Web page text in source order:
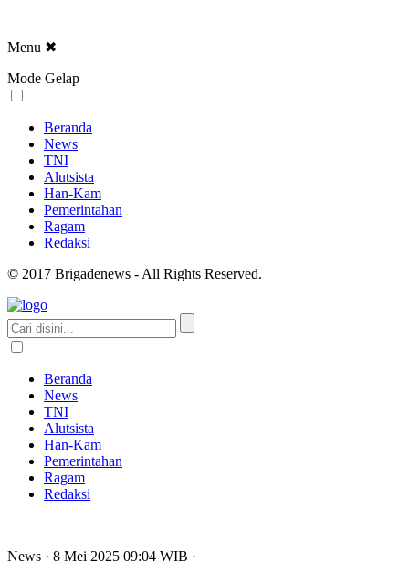
Menu ✖
Mode Gelap
Beranda
News
TNI
Alutsista
Han-Kam
Pemerintahan
Ragam
Redaksi
© 2017 Brigadenews - All Rights Reserved.
Beranda
News
TNI
Alutsista
Han-Kam
Pemerintahan
Ragam
Redaksi
News · 8 Mei 2025 09:04 WIB ·